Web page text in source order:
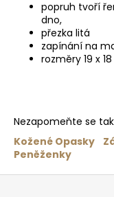
popruh tvoří
dno,
přezka litá
zapínání na
rozměry 19 x
Nezapomeňte se
Kožené Opasky
Peněženky
Z